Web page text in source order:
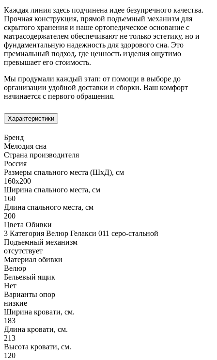
Каждая линия здесь подчинена идее безупречного качества.
Прочная конструкция, прямой подъемный механизм для
скрытого хранения и наше ортопедическое основание с
матрасодержателем обеспечивают не только эстетику, но и
фундаментальную надежность для здорового сна. Это
премиальный подход, где ценность изделия ощутимо
превышает его стоимость.
Мы продумали каждый этап: от помощи в выборе до
организации удобной доставки и сборки. Ваш комфорт
начинается с первого обращения.
Характеристики
Бренд
Мелодия сна
Страна производителя
Россия
Размеры спального места (ШхД), см
160х200
Ширина спального места, см
160
Длина спального места, см
200
Цвета Обивки
3 Категория Велюр Гелакси 011 серо-стальной
Подъемный механизм
отсутствует
Материал обивки
Велюр
Бельевый ящик
Нет
Варианты опор
низкие
Ширина кровати, см.
183
Длина кровати, см.
213
Высота кровати, см.
120